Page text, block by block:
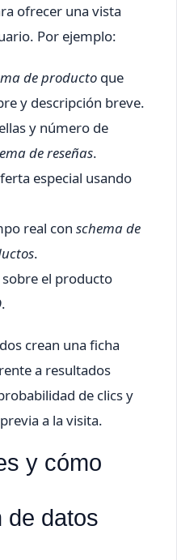
ofrecer una vista
Por ejemplo:
de producto que
y descripción breve.
y número de
de reseñas.
especial usando
real con schema de
.
el producto
.
crean una ficha
a resultados
de clics y
a la visita.
y cómo
de datos